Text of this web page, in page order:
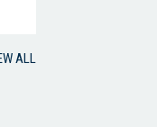
ALL